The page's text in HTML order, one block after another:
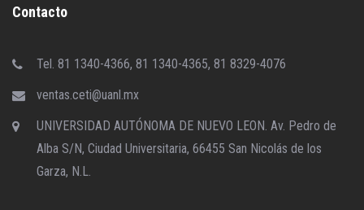
Contacto
Tel. 81 1340-4366, 81 1340-4365, 81 8329-4076
ventas.ceti@uanl.mx
UNIVERSIDAD AUTÓNOMA DE NUEVO LEON. Av. Pedro de
Alba S/N, Ciudad Universitaria, 66455 San Nicolás de los
Garza, N.L.